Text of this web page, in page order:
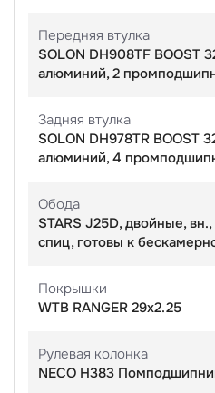
Передняя втулка
SOLON DH908TF BOOST
алюминий, 2
Задняя втулка
SOLON DH978TR BOOST
алюминий, 4
Обода
STARS J25D, двойные,
спиц, готовы к
Покрышки
WTB RANGER 29x2.25
Рулевая колонка
NECO H383